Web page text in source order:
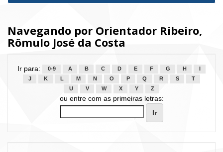
Navegando por Orientador Ribeiro,
Rômulo José da Costa
Ir para: 0-9 A B C D E F G H
J
K L M N O P Q R S
T
U
V W X Y Z
ou entre com as primeiras letras: